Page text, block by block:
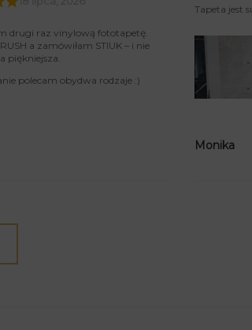
drugi raz vinylową fototapetę.
a zamówiłam STIUK – i nie
piękniejsza.
polecam obydwa rodzaje :)
Tapeta jest
Monika